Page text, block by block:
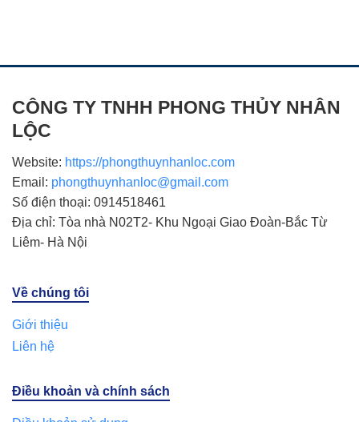
CÔNG TY TNHH PHONG THỦY NHÂN
LỘC
Website: https://phongthuynhanloc.com
Email: phongthuynhanloc@gmail.com
Số điện thoại: 0914518461
Địa chỉ: Tòa nhà N02T2- Khu Ngoại Giao Đoàn-Bắc Từ
Liêm- Hà Nội
Về chúng tôi
Giới thiệu
Liên hệ
Điều khoản và chính sách